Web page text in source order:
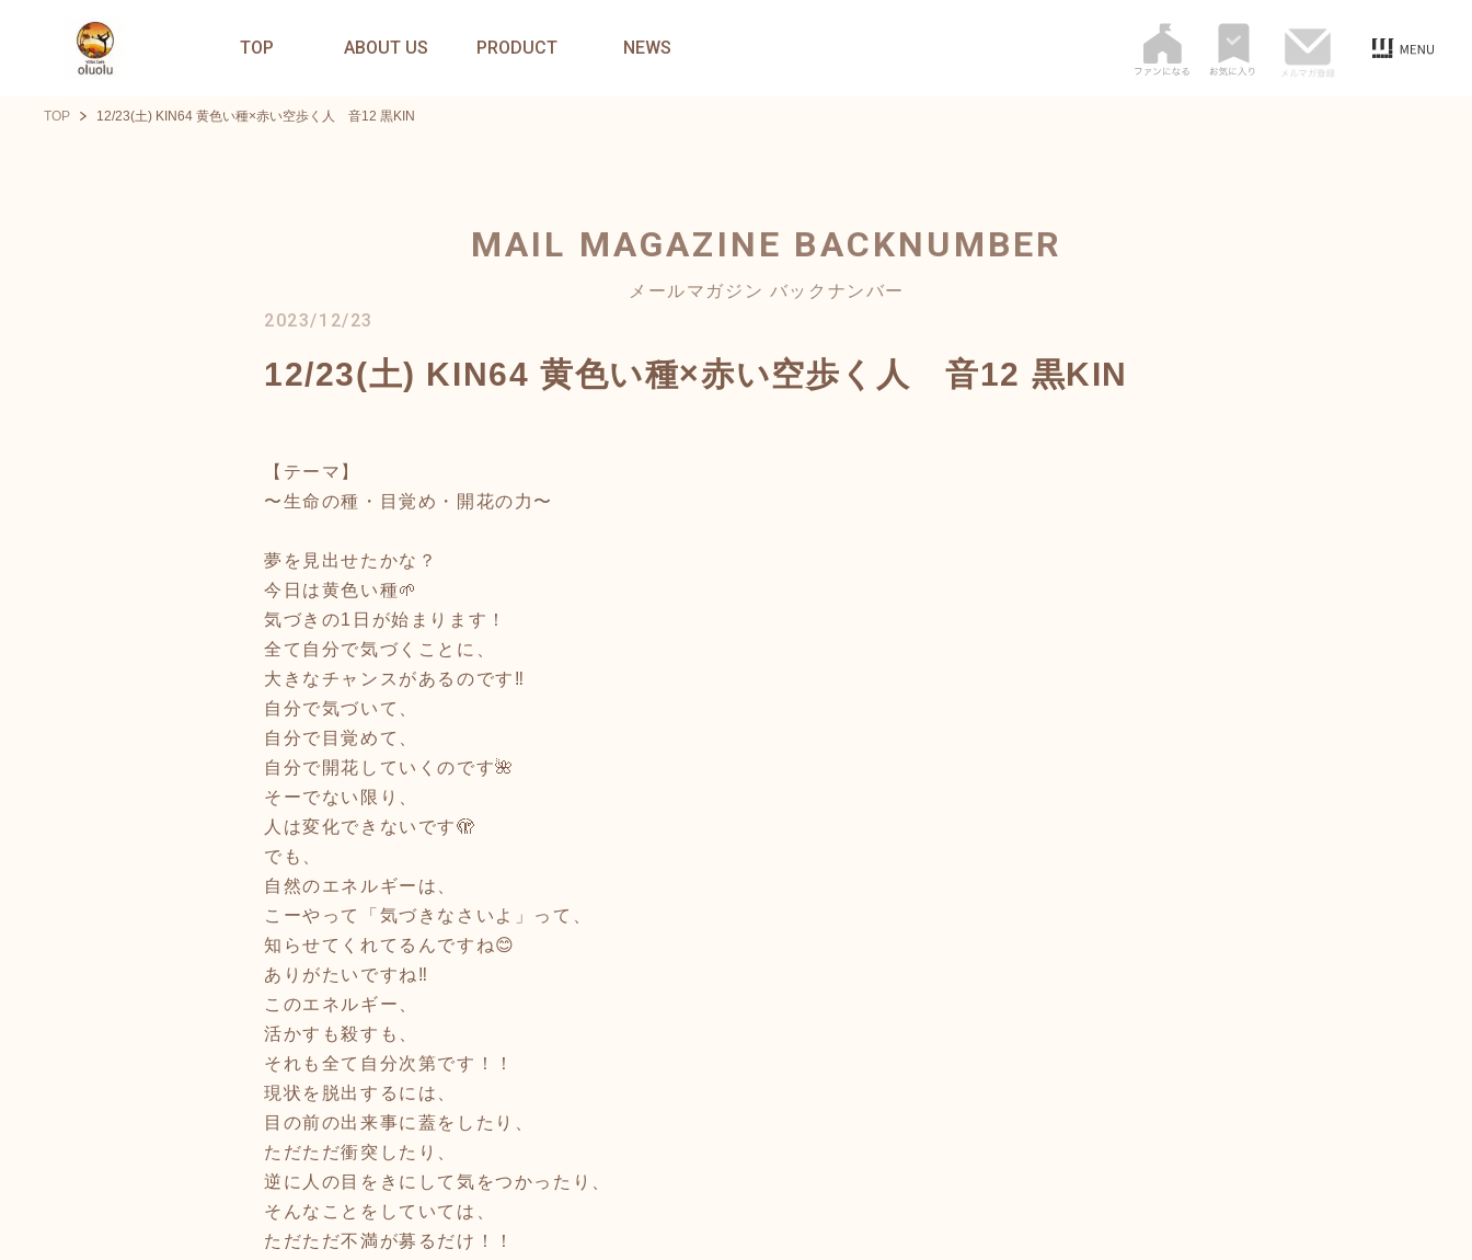
TOP ABOUT US PRODUCT NEWS
TOP 12/23(土) KIN64 黄色い種×赤い空歩く人 音12 黒KIN
MAIL MAGAZINE BACKNUMBER
メールマガジン バックナンバー
2023/12/23
12/23(土) KIN64 黄色い種×赤い空歩く人 音12 黒KIN
【テーマ】
〜生命の種・目覚め・開花の力〜
夢を見出せたかな？
今日は黄色い種🌱
気づきの1日が始まります！
全て自分で気づくことに、
大きなチャンスがあるのです‼️
自分で気づいて、
自分で目覚めて、
自分で開花していくのです🌺
そーでない限り、
人は変化できないです🫣
でも、
自然のエネルギーは、
こーやって「気づきなさいよ」って、
知らせてくれてるんですね😊
ありがたいですね‼️
このエネルギー、
活かすも殺すも、
それも全て自分次第です！！
現状を脱出するには、
目の前の出来事に蓋をしたり、
ただただ衝突したり、
逆に人の目をきにして気をつかったり、
そんなことをしていては、
ただただ不満が募るだけ！！